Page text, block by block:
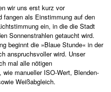
wir uns erst kurz vor
fangen als Einstimmung auf den
ein, in die die Stadt
Sonnenstrahlen getaucht wird.
beginnt die »Blaue Stunde« in der
anspruchsvoller wird. Unser
mal alle nötigen
wie manueller ISO-Wert, Blenden-
Weißabgleich.